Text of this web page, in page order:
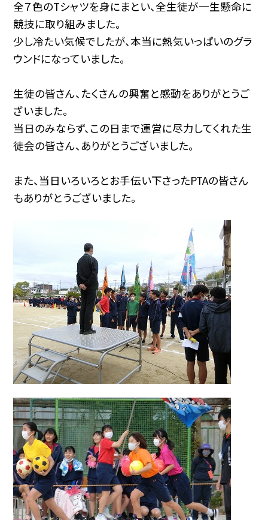
全７色のTシャツを身にまとい、全生徒が一生懸命に
競技に取り組みました。
少し冷たい気候でしたが、本当に熱気いっぱいのグラ
ウンドになっていました。
生徒の皆さん、たくさんの興奮と感動をありがとうご
ざいました。
当日のみならず、この日まで運営に尽力してくれた生
徒会の皆さん、ありがとうございました。
また、当日いろいろとお手伝い下さったPTAの皆さん
もありがとうございました。